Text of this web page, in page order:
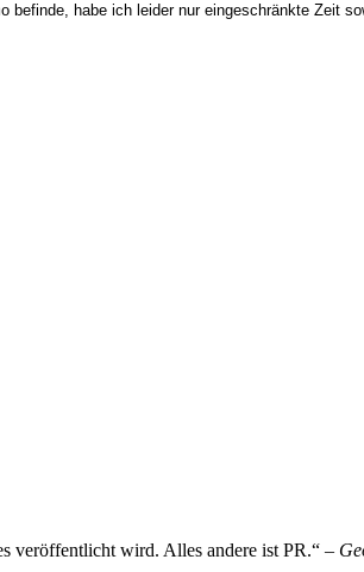
befinde, habe ich leider nur eingeschränkte Zeit
veröffentlicht wird. Alles andere ist PR.“ –